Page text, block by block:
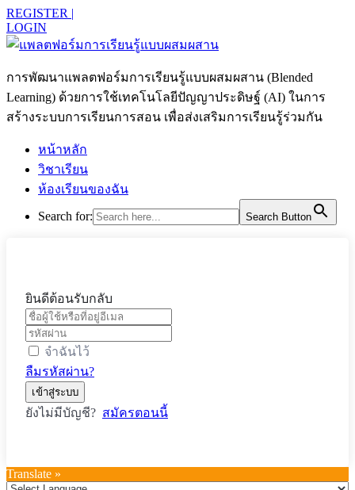
REGISTER |
LOGIN
การพัฒนาแพลตฟอร์มการเรียนรู้แบบผสมผสาน (Blended
Learning) ด้วยการใช้เทคโนโลยีปัญญาประดิษฐ์ (AI) ในการ
สร้างระบบการเรียนการสอน เพื่อส่งเสริมการเรียนรู้ร่วมกัน
หน้าหลัก
วิชาเรียน
ห้องเรียนของฉัน
Search for:
Search Button
ยินดีต้อนรับกลับ
จำฉันไว้
ลืมรหัสผ่าน?
เข้าสู่ระบบ
ยังไม่มีบัญชี? สมัครตอนนี้
Translate »